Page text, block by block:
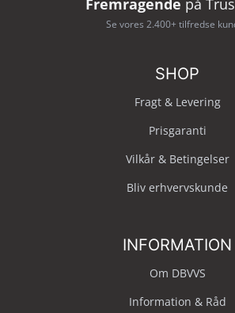
Fremragende på
Se vores 2.400+ tilfredse
SHOP
Fragt & Levering
Prisgaranti
Vilkår & Betingelser
Bliv erhvervskunde
INFORMATION
Om DBVVS
Information & Råd